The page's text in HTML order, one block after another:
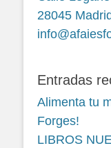
28045 Madrid
Entradas
Alimenta tu
Forges!
LIBROS